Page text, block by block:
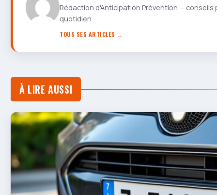
Rédaction d'Anticipation Prévention —
quotidien.
TOUS SES ARTICLES →
À LIRE AUSSI